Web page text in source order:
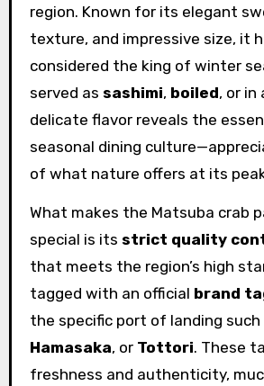
region. Known for its elegant
texture, and impressive size, it
considered the king of winter
served as sashimi, boiled, or in
delicate flavor reveals the
seasonal dining
of what nature offers at its
What makes the Matsuba crab
special is its strict quality
that meets the region’s high
tagged with an official brand
the specific port of landing such
Hamasaka, or Tottori. These
freshness and authenticity,